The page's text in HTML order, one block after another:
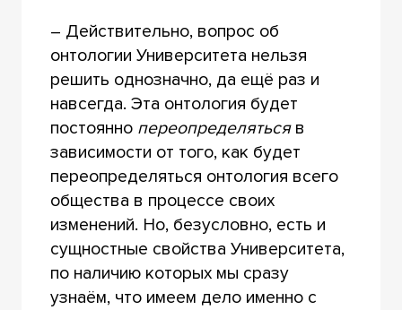
– Действительно, вопрос об
онтологии Университета нельзя
решить однозначно, да ещё раз и
навсегда. Эта онтология будет
постоянно переопределятьсяв
зависимости от того, как будет
переопределяться онтология всего
общества в процессе своих
изменений. Но, безусловно, есть и
сущностные свойства Университета,
по наличию которых мы сразу
узнаём, что имеем дело именно с